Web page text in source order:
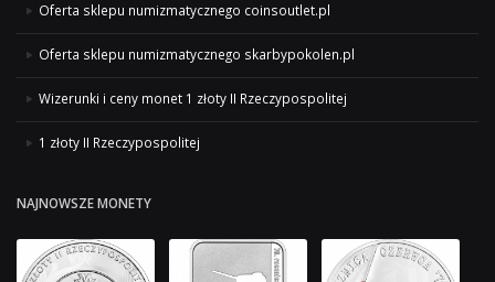
Oferta sklepu numizmatycznego coinsoutlet.pl
Oferta sklepu numizmatycznego skarbypokolen.pl
Wizerunki i ceny monet 1 złoty II Rzeczypospolitej
1 złoty II Rzeczypospolitej
NAJNOWSZE MONETY